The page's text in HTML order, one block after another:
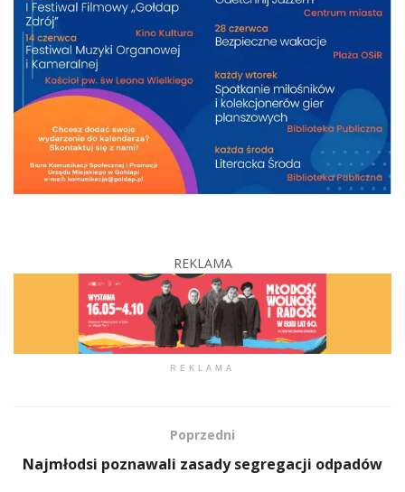
REKLAMA
REKLAMA
Poprzedni
Najmłodsi poznawali zasady segregacji odpadów